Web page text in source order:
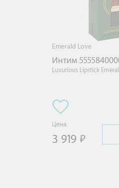
Emerald Love
Интим
Luxurious Lipstick
Цена:
3 919